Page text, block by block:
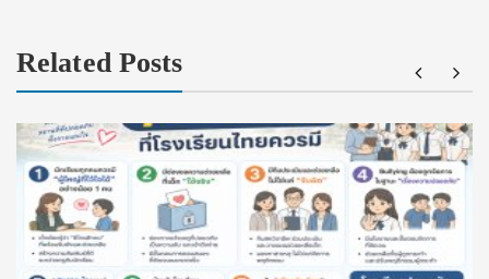
Related Posts